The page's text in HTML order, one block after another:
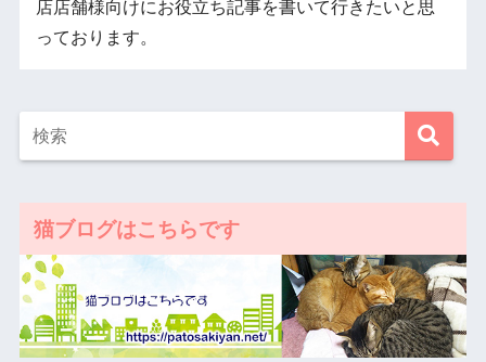
店店舗様向けにお役立ち記事を書いて行きたいと思
っております。
猫ブログはこちらです